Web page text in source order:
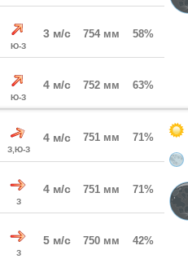
Ю-З
3 м/с 754 мм 58%
Ю-З
4 м/с 752 мм 63%
З,Ю-З
4 м/с 751 мм 71%
З
4 м/с 751 мм 71%
З
5 м/с 750 мм 42%